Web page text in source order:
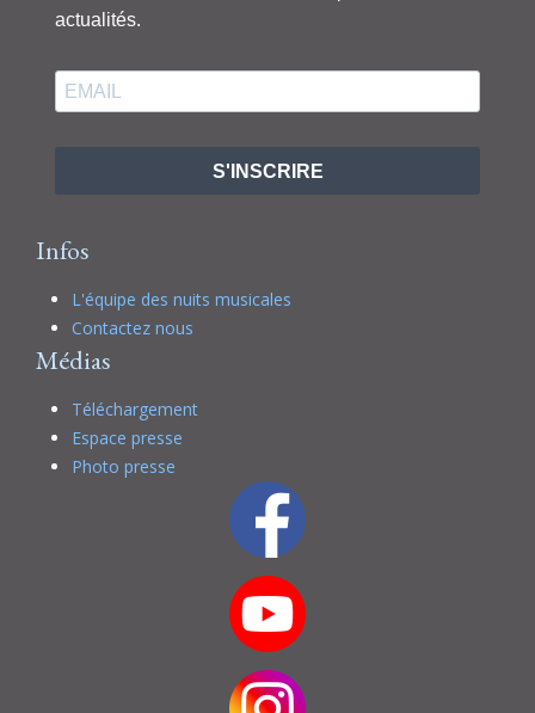
actualités.
S'INSCRIRE
Infos
L'équipe des nuits musicales
Contactez nous
Médias
Téléchargement
Espace presse
Photo presse